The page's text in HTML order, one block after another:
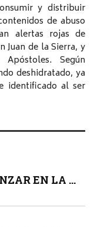
y distribuir
de abuso
alertas rojas de
Juan de la Sierra, y
Según
deshidratado, ya
identificado al ser
EN LA ...